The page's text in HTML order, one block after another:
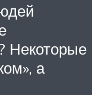
Некоторые
а